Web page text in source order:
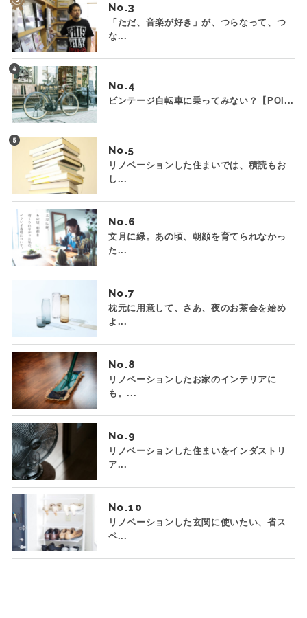
No.
「ただ、音楽が好き」が、つらなって、つ
な...
No.
ビンテージ自転車に乗ってみない？【POI...
No.
リノベーションした住まいでは、積読もお
し...
No.
文月に緑。あの頃、朝顔を育てられなかっ
た...
No.
枕元に用意して、さあ、夜のお茶会を始め
よ...
No.
リノベーションしたお家のインテリアに
も。...
No.
リノベーションした住まいをインダストリ
ア...
No.
リノベーションした玄関に使いたい、省ス
ペ...